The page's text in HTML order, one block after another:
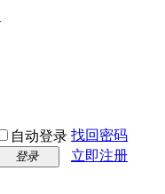
自动登录 找回密码
登录
立即注册